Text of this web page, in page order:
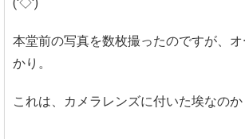
本堂前の写真を数枚撮ったのですが、
かり。
これは、カメラレンズに付いた埃なのか